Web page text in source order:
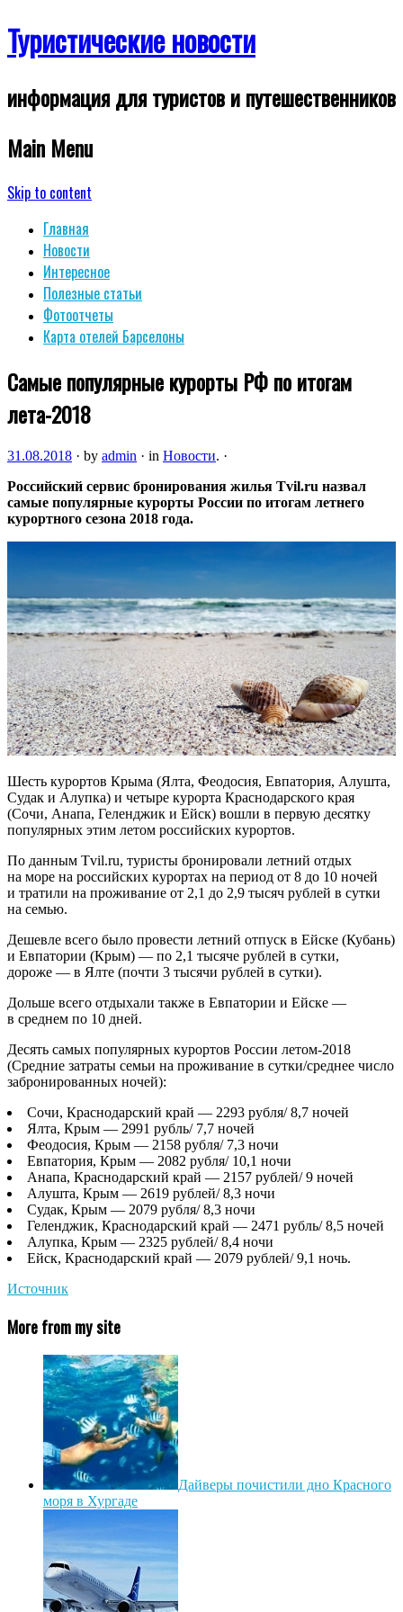
Туристические новости
информация для туристов и путешественников
Main Menu
Skip to content
Главная
Новости
Интересное
Полезные статьи
Фотоотчеты
Карта отелей Барселоны
Самые популярные курорты РФ по итогам
лета-2018
31.08.2018 · by admin · in Новости. ·
Российский сервис бронирования жилья Tvil.ru назвал
самые популярные курорты России по итогам летнего
курортного сезона 2018 года.
Шесть курортов Крыма (Ялта, Феодосия, Евпатория, Алушта,
Судак и Алупка) и четыре курорта Краснодарского края
(Сочи, Анапа, Геленджик и Ейск) вошли в первую десятку
популярных этим летом российских курортов.
По данным Tvil.ru, туристы бронировали летний отдых
на море на российских курортах на период от 8 до 10 ночей
и тратили на проживание от 2,1 до 2,9 тысяч рублей в сутки
на семью.
Дешевле всего было провести летний отпуск в Ейске (Кубань)
и Евпатории (Крым) — по 2,1 тысяче рублей в сутки,
дороже — в Ялте (почти 3 тысячи рублей в сутки).
Дольше всего отдыхали также в Евпатории и Ейске —
в среднем по 10 дней.
Десять самых популярных курортов России летом-2018
(Средние затраты семьи на проживание в сутки/среднее число
забронированных ночей):
Сочи, Краснодарский край — 2293 рубля/ 8,7 ночей
Ялта, Крым — 2991 рубль/ 7,7 ночей
Феодосия, Крым — 2158 рубля/ 7,3 ночи
Евпатория, Крым — 2082 рубля/ 10,1 ночи
Анапа, Краснодарский край — 2157 рублей/ 9 ночей
Алушта, Крым — 2619 рублей/ 8,3 ночи
Судак, Крым — 2079 рубля/ 8,3 ночи
Геленджик, Краснодарский край — 2471 рубль/ 8,5 ночей
Алупка, Крым — 2325 рублей/ 8,4 ночи
Ейск, Краснодарский край — 2079 рублей/ 9,1 ночь.
Источник
More from my site
Дайверы почистили дно Красного
моря в Хургаде